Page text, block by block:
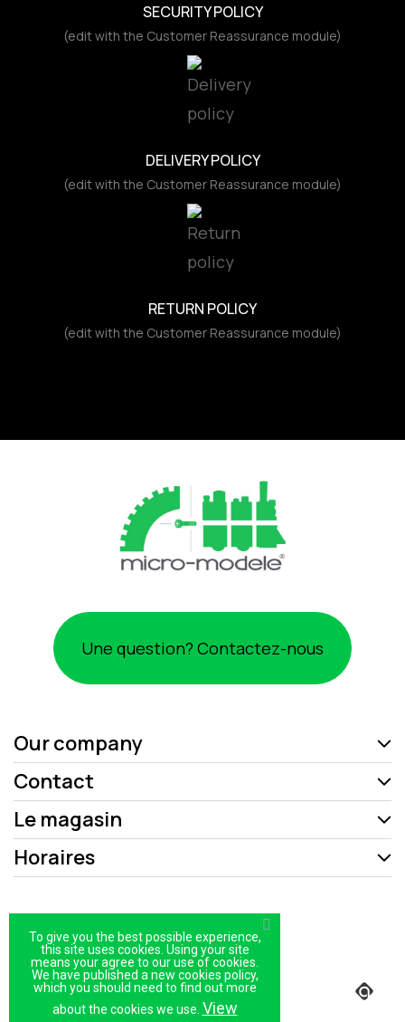
SECURITY POLICY
(edit with the Customer Reassurance module)
DELIVERY POLICY
(edit with the Customer Reassurance module)
RETURN POLICY
(edit with the Customer Reassurance module)
Une question? Contactez-nous
Our company
Contact
Le magasin
Horaires
Politique de confidentialité
Plan du site
Magasin
To give you the best possible experience,
this site uses cookies. Using your site
means your agree to our use of cookies.
We have published a new cookies policy,
which you should need to find out more
about the cookies we use. View